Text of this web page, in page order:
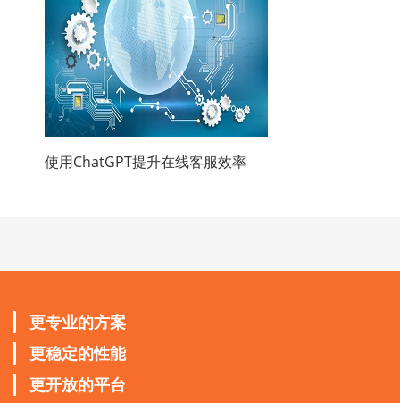
使用ChatGPT提升在线客服效率
更专业的方案
更稳定的性能
更开放的平台